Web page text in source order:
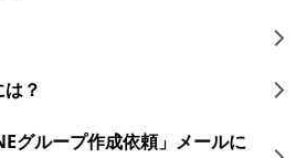
？
グループ作成依頼」メールに